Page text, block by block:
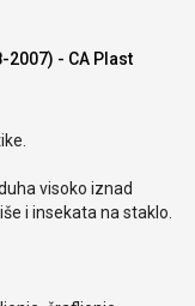
2007) - CA Plast
visoko iznad
i insekata na staklo.